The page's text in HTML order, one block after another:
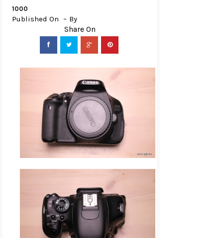
1000
Published On By